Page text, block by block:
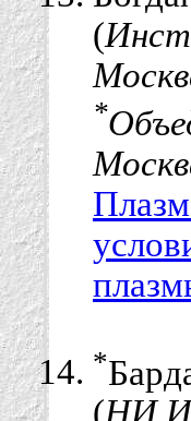
(
*
*
(НИ